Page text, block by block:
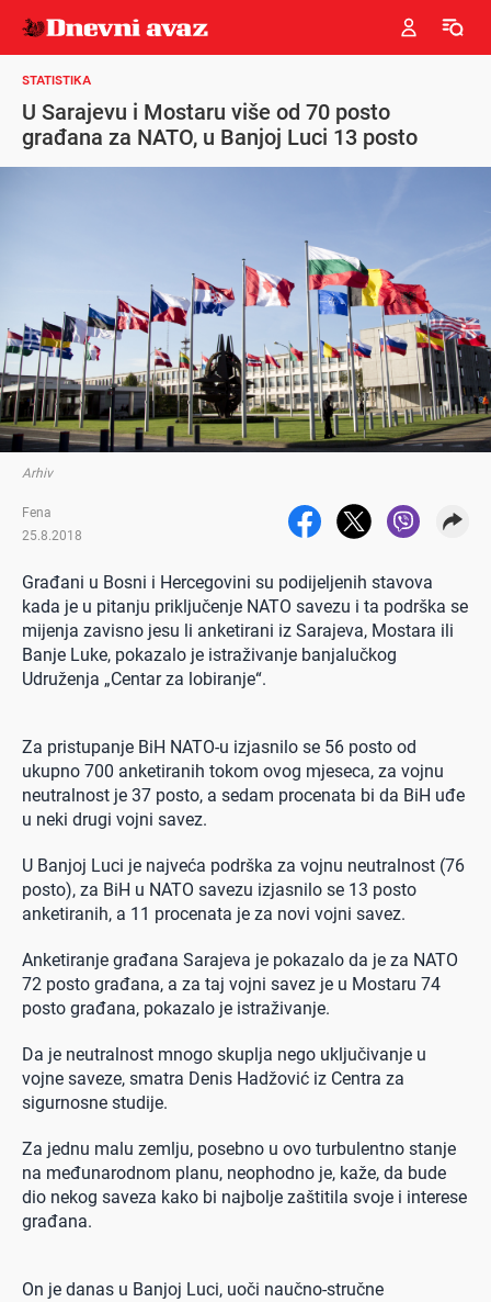
STATISTIKA
U Sarajevu i Mostaru više od 70 posto
građana za NATO, u Banjoj Luci 13 posto
Arhiv
Fena
25.8.2018
Građani u Bosni i Hercegovini su podijeljenih stavova
kada je u pitanju priključenje NATO savezu i ta podrška se
mijenja zavisno jesu li anketirani iz Sarajeva, Mostara ili
Banje Luke, pokazalo je istraživanje banjalučkog
Udruženja „Centar za lobiranje“.
Za pristupanje BiH NATO-u izjasnilo se 56 posto od
ukupno 700 anketiranih tokom ovog mjeseca, za vojnu
neutralnost je 37 posto, a sedam procenata bi da BiH uđe
u neki drugi vojni savez.
U Banjoj Luci je najveća podrška za vojnu neutralnost (76
posto), za BiH u NATO savezu izjasnilo se 13 posto
anketiranih, a 11 procenata je za novi vojni savez.
Anketiranje građana Sarajeva je pokazalo da je za NATO
72 posto građana, a za taj vojni savez je u Mostaru 74
posto građana, pokazalo je istraživanje.
Da je neutralnost mnogo skuplja nego uključivanje u
vojne saveze, smatra Denis Hadžović iz Centra za
sigurnosne studije.
Za jednu malu zemlju, posebno u ovo turbulentno stanje
na međunarodnom planu, neophodno je, kaže, da bude
dio nekog saveza kako bi najbolje zaštitila svoje i interese
građana.
On je danas u Banjoj Luci, uoči naučno-stručne